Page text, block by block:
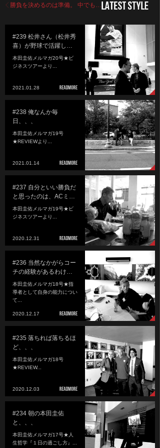
勝負を決めるのは準備。 中でも…
#239 松井さん（松井秀
喜）が野球で活躍し…
本田圭佑メルマガ20号★ビ
ジネスツアーより...
2021.01.28
#238 俺なんか毎
日、、、
本田圭佑メルマガ19号
★REVIEWより...
2021.01.14
#237 自分といい勝負だ
と思ったのは、ACミ…
本田圭佑メルマガ19号★ビ
ジネスツアーより...
2020.12.31
#236 当然なかがらコー
チの経験があるわけ…
本田圭佑メルマガ18号★指
導者として自身の能力につい
て...
2020.12.17
#235 落ちれば落ちるほ
ど、、、
本田圭佑メルマガ18号
★REVIEW...
2020.12.03
#234 朝の本田圭佑
と、、、
本田圭佑メルマガ17号★人
生哲学『１日の過ごし方』...